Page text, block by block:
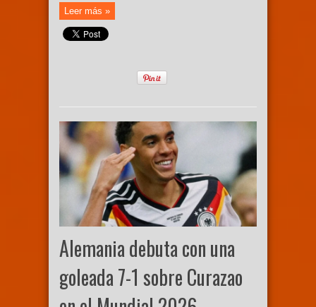
Leer más »
Alemania debuta con una
goleada 7-1 sobre Curazao